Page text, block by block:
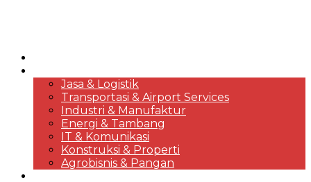
Jasa & Logistik
Transportasi & Airport Services
Industri & Manufaktur
Energi & Tambang
IT & Komunikasi
Konstruksi & Properti
Agrobisnis & Pangan